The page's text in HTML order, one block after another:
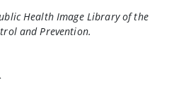
Health Image Library of the
and Prevention.